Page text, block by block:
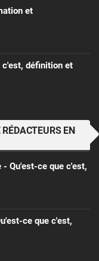
et
c'est, définition et
EN
Qu'est-ce que c'est,
ce que c'est,